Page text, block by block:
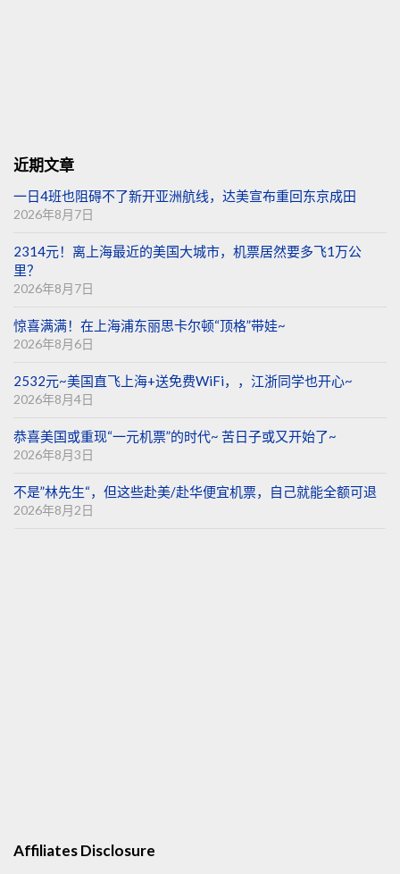
近期文章
一日4班也阻碍不了新开亚洲航线，达美宣布重回东京成田
2026年8月7日
2314元！离上海最近的美国大城市，机票居然要多飞1万公
里？
2026年8月7日
惊喜满满！在上海浦东丽思卡尔顿“顶格”带娃~
2026年8月6日
2532元~美国直飞上海+送免费WiFi，，江浙同学也开心~
2026年8月4日
恭喜美国或重现“一元机票”的时代~ 苦日子或又开始了~
2026年8月3日
不是”林先生“，但这些赴美/赴华便宜机票，自己就能全额可退
2026年8月2日
Affiliates Disclosure